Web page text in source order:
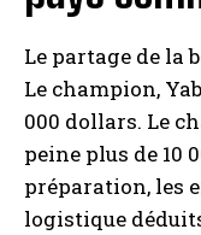
Le partage de la
Le champion,
000 dollars. Le
peine plus de 10
préparation, les
logistique